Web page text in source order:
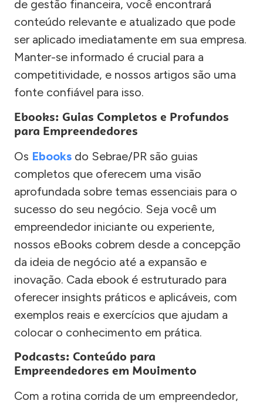
de gestão financeira, você encontrará
conteúdo relevante e atualizado que pode
ser aplicado imediatamente em sua empresa.
Manter-se informado é crucial para a
competitividade, e nossos artigos são uma
fonte confiável para isso.
Ebooks: Guias Completos e Profundos
para Empreendedores
Os Ebooks do Sebrae/PR são guias
completos que oferecem uma visão
aprofundada sobre temas essenciais para o
sucesso do seu negócio. Seja você um
empreendedor iniciante ou experiente,
nossos eBooks cobrem desde a concepção
da ideia de negócio até a expansão e
inovação. Cada ebook é estruturado para
oferecer insights práticos e aplicáveis, com
exemplos reais e exercícios que ajudam a
colocar o conhecimento em prática.
Podcasts: Conteúdo para
Empreendedores em Movimento
Com a rotina corrida de um empreendedor,